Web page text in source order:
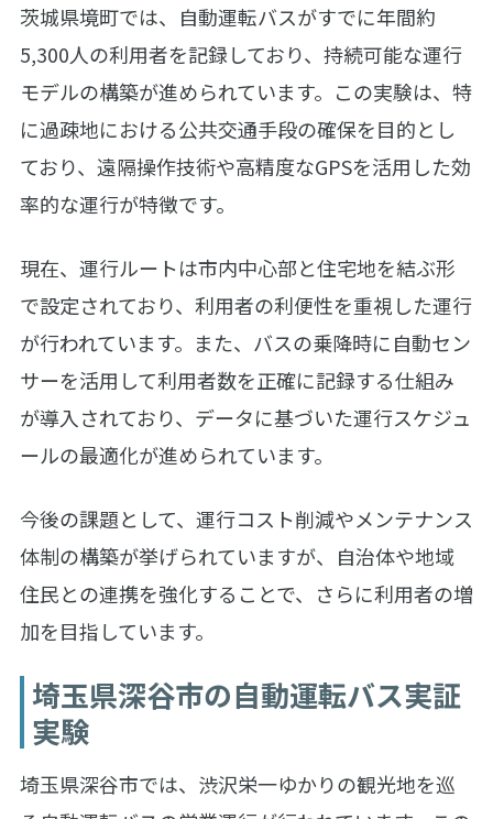
茨城県境町では、自動運転バスがすでに年間約
5,300人の利用者を記録しており、持続可能な運行
モデルの構築が進められています。この実験は、特
に過疎地における公共交通手段の確保を目的とし
ており、遠隔操作技術や高精度なGPSを活用した効
率的な運行が特徴です。
現在、運行ルートは市内中心部と住宅地を結ぶ形
で設定されており、利用者の利便性を重視した運行
が行われています。また、バスの乗降時に自動セン
サーを活用して利用者数を正確に記録する仕組み
が導入されており、データに基づいた運行スケジュ
ールの最適化が進められています。
今後の課題として、運行コスト削減やメンテナンス
体制の構築が挙げられていますが、自治体や地域
住民との連携を強化することで、さらに利用者の増
加を目指しています。
埼玉県深谷市の自動運転バス実証
実験
埼玉県深谷市では、渋沢栄一ゆかりの観光地を巡